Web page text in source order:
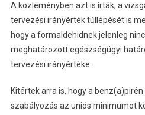
A közleményben azt is írták, a
tervezési irányérték túllépését is
hogy a formaldehidnek jelenleg
meghatározott egészségügyi
tervezési irányértéke.
Kitértek arra is, hogy a
szabályozás az uniós minimumot